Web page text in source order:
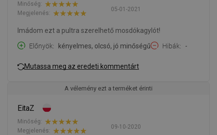
05-01-2021
Minőség:
Megjelenés:
Imádom ezt a pultra szerelhető mosdókagylót!
Előnyök
kényelmes, olcsó, jó minőségű Hibák -
Mutassa meg az eredeti kommentárt
A vélemény ezt a terméket érinti
EitaZ
09-10-2020
Minőség:
Megjelenés: